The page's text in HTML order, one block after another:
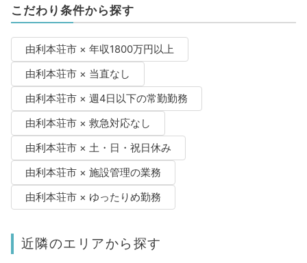
こだわり条件から探す
由利本荘市 × 年収1800万円以上
由利本荘市 × 当直なし
由利本荘市 × 週4日以下の常勤勤務
由利本荘市 × 救急対応なし
由利本荘市 × 土・日・祝日休み
由利本荘市 × 施設管理の業務
由利本荘市 × ゆったりめ勤務
近隣のエリアから探す